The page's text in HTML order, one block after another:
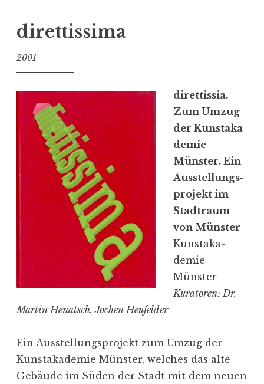
n
s
­
w
t
t
­
b
e
w
e
r
e
h
r
diret­tissima
2001
diret­tissia.
Zum Umzug
der Kunst­aka­
demie
Münster. Ein
Ausstel­lungs­
projekt im
Stadtraum
von Münster
Kunst­aka­
demie
Münster
Kuratoren: Dr.
Martin Henatsch, Jochen Heufelder
Ein Ausstel­lungs­projekt zum Umzug der
Kunst­aka­demie Münster, welches das alte
Gebäude im Süden der Stadt mit dem neuen